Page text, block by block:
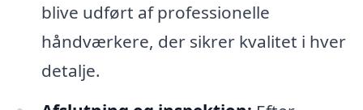
blive udført af professionelle
håndværkere, der sikrer kvalitet i hver
detalje.